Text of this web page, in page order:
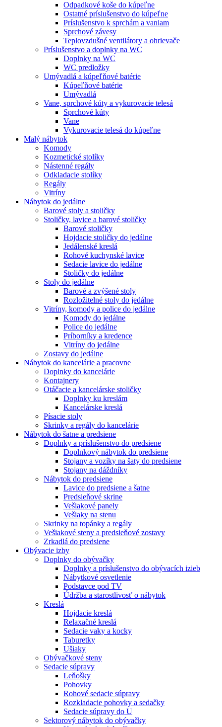
Odpadkové koše do kúpeľne
Ostatné príslušenstvo do kúpeľne
Príslušenstvo k sprchám a vaniam
Sprchové závesy
Teplovzdušné ventilátory a ohrievače
Príslušenstvo a doplnky na WC
Doplnky na WC
WC predložky
Umývadlá a kúpeľňové batérie
Kúpeľňové batérie
Umývadlá
Vane, sprchové kúty a vykurovacie telesá
Sprchové kúty
Vane
Vykurovacie telesá do kúpeľne
Malý nábytok
Komody
Kozmetické stolíky
Nástenné regály
Odkladacie stolíky
Regály
Vitríny
Nábytok do jedálne
Barové stoly a stoličky
Stoličky, lavice a barové stoličky
Barové stoličky
Hojdacie stoličky do jedálne
Jedálenské kreslá
Rohové kuchynské lavice
Sedacie lavice do jedálne
Stoličky do jedálne
Stoly do jedálne
Barové a zvýšené stoly
Rozložitelné stoly do jedálne
Vitríny, komody a police do jedálne
Komody do jedálne
Police do jedálne
Príborníky a kredence
Vitríny do jedálne
Zostavy do jedálne
Nábytok do kancelárie a pracovne
Doplnky do kancelárie
Kontajnery
Otáčacie a kancelárske stoličky
Doplnky ku kreslám
Kancelárske kreslá
Písacie stoly
Skrinky a regály do kancelárie
Nábytok do šatne a predsiene
Doplnky a príslušenstvo do predsiene
Doplnkový nábytok do predsiene
Stojany a vozíky na šaty do predsiene
Stojany na dáždníky
Nábytok do predsiene
Lavice do predsiene a šatne
Predsieňové skrine
Vešiakové panely
Vešiaky na stenu
Skrinky na topánky a regály
Vešiakové steny a predsieňové zostavy
Zrkadlá do predsiene
Obývacie izby
Doplnky do obývačky
Doplnky a príslušenstvo do obývacích izieb
Nábytkové osvetlenie
Podstavce pod TV
Údržba a starostlivosť o nábytok
Kreslá
Hojdacie kreslá
Relaxačné kreslá
Sedacie vaky a kocky
Taburetky
Ušiaky
Obývačkové steny
Sedacie súpravy
Leňošky
Pohovky
Rohové sedacie súpravy
Rozkladacie pohovky a sedačky
Sedacie súpravy do U
Sektorový nábytok do obývačky